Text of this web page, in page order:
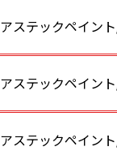
アステックペイン
アステックペイン
アステックペイン